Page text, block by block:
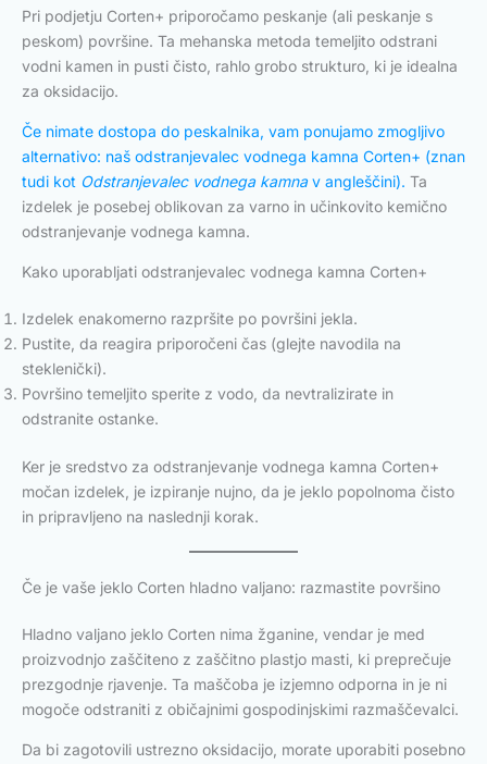
Pri podjetju Corten+ priporočamo peskanje (ali peskanje s
peskom) površine. Ta mehanska metoda temeljito odstrani
vodni kamen in pusti čisto, rahlo grobo strukturo, ki je idealna
za oksidacijo.
Če nimate dostopa do peskalnika, vam ponujamo zmogljivo
alternativo: naš odstranjevalec vodnega kamna Corten+ (znan
tudi kot Odstranjevalec vodnega kamnav angleščini). Ta
izdelek je posebej oblikovan za varno in učinkovito kemično
odstranjevanje vodnega kamna.
Kako uporabljati odstranjevalec vodnega kamna Corten+
Izdelek enakomerno razpršite po površini jekla.
Pustite, da reagira priporočeni čas (glejte navodila na
steklenički).
Površino temeljito sperite z vodo, da nevtralizirate in
odstranite ostanke.
Ker je sredstvo za odstranjevanje vodnega kamna Corten+
močan izdelek, je izpiranje nujno, da je jeklo popolnoma čisto
in pripravljeno na naslednji korak.
Če je vaše jeklo Corten hladno valjano: razmastite površino
Hladno valjano jeklo Corten nima žganine, vendar je med
proizvodnjo zaščiteno z zaščitno plastjo masti, ki preprečuje
prezgodnje rjavenje. Ta maščoba je izjemno odporna in je ni
mogoče odstraniti z običajnimi gospodinjskimi razmaščevalci.
Da bi zagotovili ustrezno oksidacijo, morate uporabiti posebno